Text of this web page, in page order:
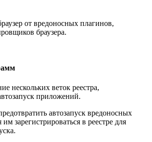
от вредоносных плагинов,
браузера.
нескольких веток реестра,
приложений.
автозапуск вредоносных
зарегистрироваться в реестре для